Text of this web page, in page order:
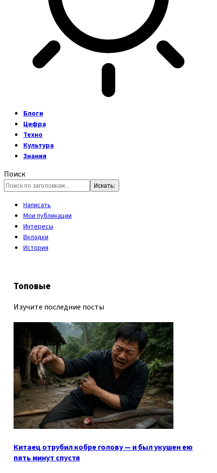
Блоги
Цифра
Техно
Культура
Знания
Поиск
Написать
Мои публикации
Интересы
Вкладки
История
Топовые
Изучите последние посты
Китаец отрубил кобре голову — и был укушен ею
пять минут спустя